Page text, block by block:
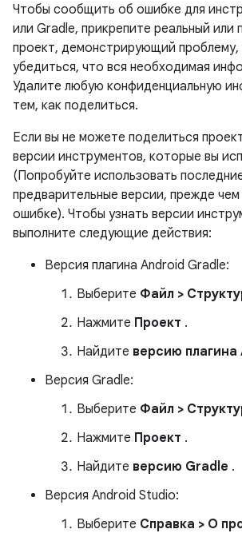
Чтобы сообщить об ошибке для
или Gradle, прикрепите реальный или
проект, демонстрирующий проблему,
убедиться, что вся необходимая
Удалите любую конфиденциальную
тем, как поделиться.
Если вы не можете поделиться
версии инструментов, которые вы
(Попробуйте использовать
предварительные версии, прежде
ошибке). Чтобы узнать версии
выполните следующие действия:
Версия плагина Android Gradle:
Выберите Файл >
Нажмите Проект .
Найдите версию
Версия Gradle:
Выберите Файл >
Нажмите Проект .
Найдите версию Gradle .
Версия Android Studio:
Выберите Справка > О